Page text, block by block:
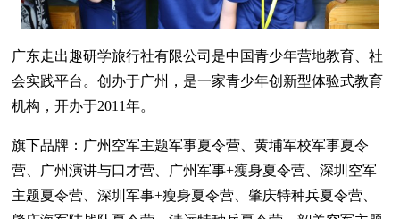
广东走出趣研学旅行社有限公司是中国青少年营地教育、社
会实践平台。创办于广州，是一家青少年创新型体验式教育
机构，开办于2011年。
旗下品牌：广州空军主题军事夏令营、黄埔军校军事夏令
营、广州演讲与口才营、广州军事+瘦身夏令营、深圳空军
主题夏令营、深圳军事+瘦身夏令营、肇庆特种兵夏令营、